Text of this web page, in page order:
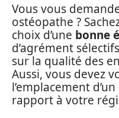
Vous vous
ostéopathe ?
choix d’une bonne
d’agrément
sur la qualité des
Aussi, vous devez
l’emplacement
rapport à votre